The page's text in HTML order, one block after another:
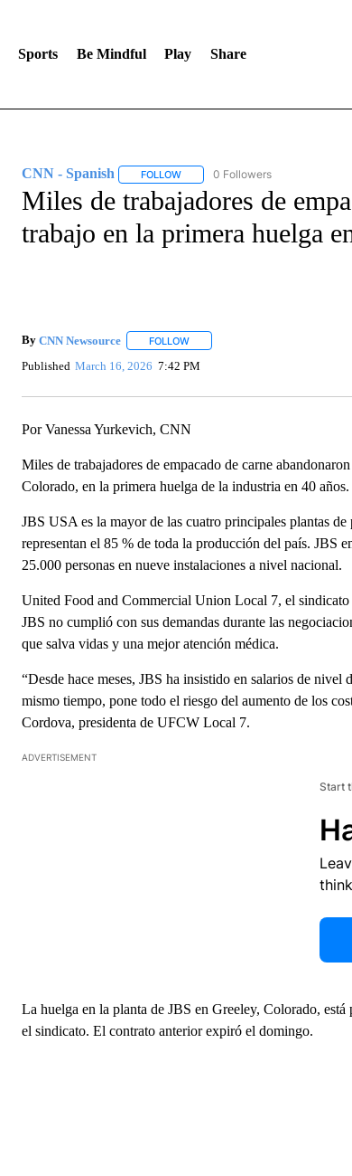
Sports Be Mindful Play Share
CNN - Spanish FOLLOWFOLLOW "CNN - SPANISH" TO
0 Followers
Miles de trabajadores de
trabajo en la primera huelga
By CNN Newsource FOLLOWFOLLOW "" TO RECEIVE
Published March 16, 2026 7:42 PM
Por Vanessa Yurkevich, CNN
Miles de trabajadores de empacado de carne
Colorado, en la primera huelga de la industria en 40 años.
JBS USA es la mayor de las cuatro principales plantas
representan el 85 % de toda la producción del país. JBS
25.000 personas en nueve instalaciones a nivel nacional.
United Food and Commercial Union Local 7, el
JBS no cumplió con sus demandas durante las
que salva vidas y una mejor atención médica.
“Desde hace meses, JBS ha insistido en salarios de
mismo tiempo, pone todo el riesgo del aumento de los
Cordova, presidenta de UFCW Local 7.
ADVERTISEMENT
Start
La huelga en la planta de JBS en Greeley, Colorado,
el sindicato. El contrato anterior expiró el domingo.